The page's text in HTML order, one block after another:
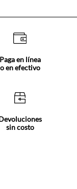
Paga en línea
o en efectivo
sin costo